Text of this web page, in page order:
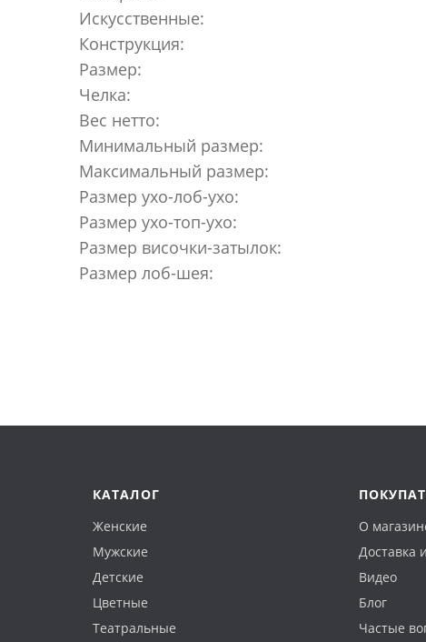
Искусственные:
Конструкция:
Размер:
Челка:
Вес нетто:
Минимальный размер:
Максимальный размер:
Размер ухо-лоб-ухо:
Размер ухо-топ-ухо:
Размер височки-затылок:
Размер лоб-шея:
КАТАЛОГ
Женские
Мужские
Детские
Цветные
Театральные
О
Доставка
Видео
Блог
Частые